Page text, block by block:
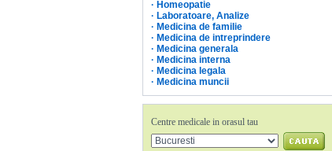
· Homeopatie
· Laboratoare, Analize
· Medicina de familie
· Medicina de intreprindere
· Medicina generala
· Medicina interna
· Medicina legala
· Medicina muncii
Centre medicale in orasul tau